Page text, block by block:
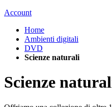
Account
Home
Ambienti digitali
DVD
Scienze naturali
Scienze